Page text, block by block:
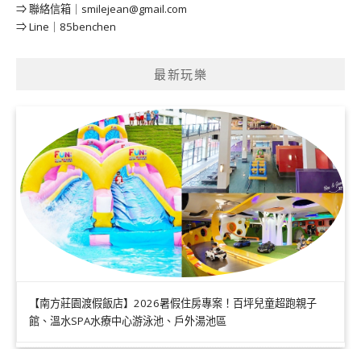
⇒ 聯絡信箱｜ smilejean@gmail.com
⇒ Line｜85benchen
最新玩樂
【南方莊園渡假飯店】2026暑假住房專案！百坪兒童超跑親子
館、溫水SPA水療中心游泳池、戶外湯池區